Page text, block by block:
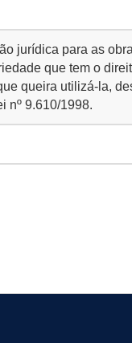
jurídica para as
que tem o
queira utilizá-la,
nº 9.610/1998.